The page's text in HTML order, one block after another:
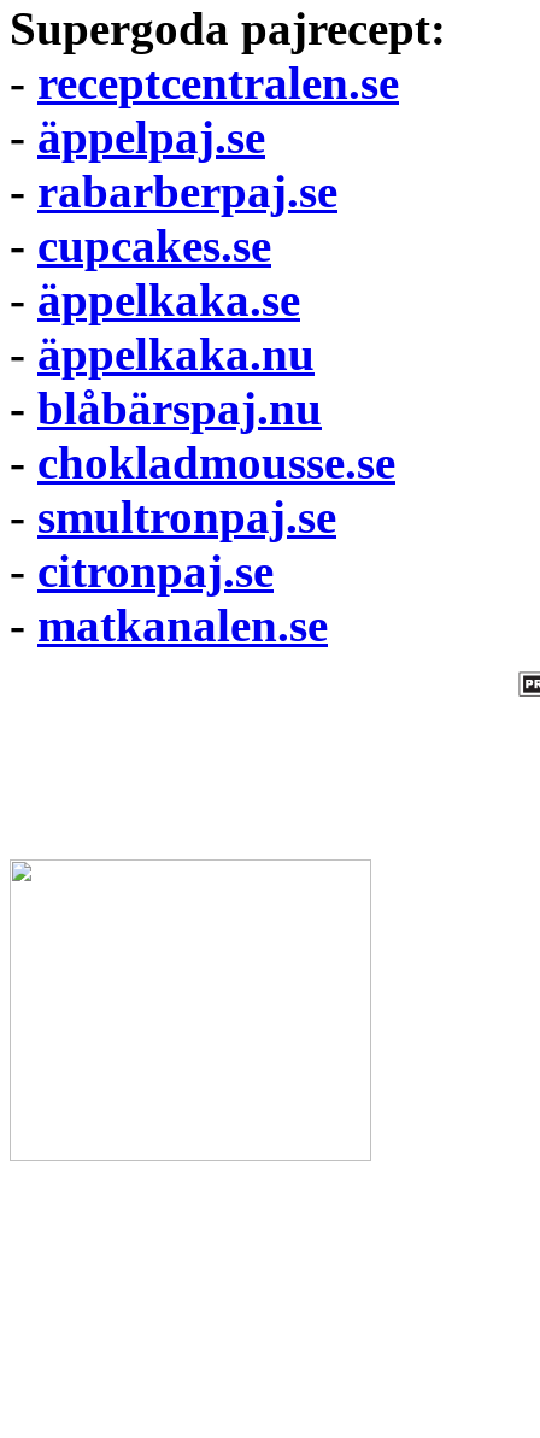
Supergoda pajrecept:
- receptcentralen.se
- äppelpaj.se
- rabarberpaj.se
- cupcakes.se
- äppelkaka.se
- äppelkaka.nu
- blåbärspaj.nu
- chokladmousse.se
- smultronpaj.se
- citronpaj.se
- matkanalen.se